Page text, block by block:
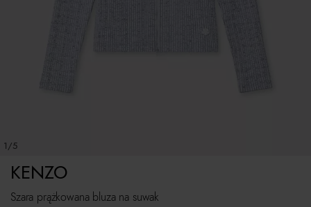
1/5
Szara prążkowana bluza na suwak
KENZO